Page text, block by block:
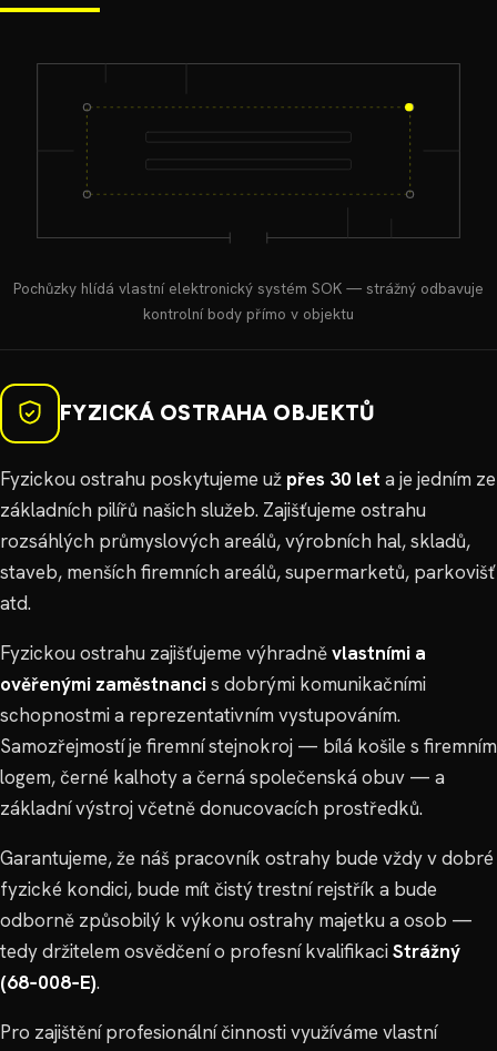
Pochůzky hlídá vlastní elektronický systém SOK — strážný odbavuje
kontrolní body přímo v objektu
FYZICKÁ OSTRAHA OBJEKTŮ
Fyzickou ostrahu poskytujeme už přes 30 let a je jedním ze
základních pilířů našich služeb. Zajišťujeme ostrahu
rozsáhlých průmyslových areálů, výrobních hal, skladů,
staveb, menších firemních areálů, supermarketů, parkovišť
atd.
Fyzickou ostrahu zajišťujeme výhradněvlastními a
ověřenými zaměstnancis dobrými komunikačními
schopnostmi a reprezentativním vystupováním.
Samozřejmostí je firemní stejnokroj — bílá košile s firemním
logem, černé kalhoty a černá společenská obuv — a
základní výstroj včetně donucovacích prostředků.
Garantujeme, že náš pracovník ostrahy bude vždy v dobré
fyzické kondici, bude mít čistý trestní rejstřík a bude
odborně způsobilý k výkonu ostrahy majetku a osob —
tedy držitelem osvědčení o profesní kvalifikaciStrážný
(68‑008‑E).
Pro zajištění profesionální činnosti využíváme vlastní